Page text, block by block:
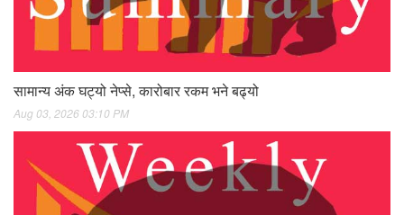
सामान्य अंक घट्यो नेप्से, कारोबार रकम भने बढ्यो
Aug 03, 2026 03:10 PM